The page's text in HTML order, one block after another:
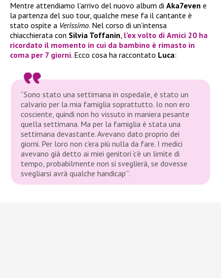
Mentre attendiamo l’arrivo del nuovo album di Aka7even e
la partenza del suo tour, qualche mese fa il cantante è
stato ospite a Verissimo. Nel corso di un’intensa
chiacchierata con Silvia Toffanin, l’ex volto di Amici 20 ha
ricordato il momento in cui da bambino è rimasto in
coma per 7 giorni. Ecco cosa ha raccontato Luca:
“Sono stato una settimana in ospedale, è stato un
calvario per la mia famiglia soprattutto. Io non ero
cosciente, quindi non ho vissuto in maniera pesante
quella settimana. Ma per la famiglia è stata una
settimana devastante. Avevano dato proprio dei
giorni. Per loro non c’era più nulla da fare. I medici
avevano già detto ai miei genitori ‘c’è un limite di
tempo, probabilmente non si sveglierà, se dovesse
svegliarsi avrà qualche handicap’”.